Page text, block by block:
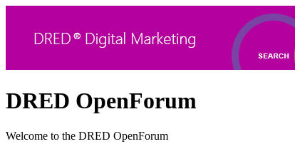
DRED OpenForum
Welcome to the DRED OpenForum